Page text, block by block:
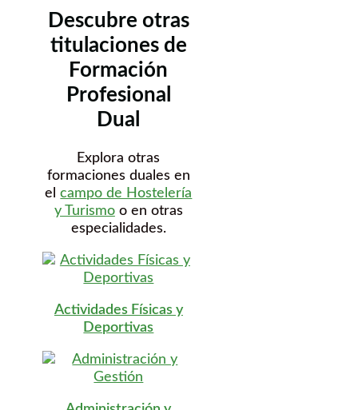
Descubre otras
titulaciones de
Formación
Profesional
Dual
Explora otras
formaciones duales en
elcampo de Hostelería
y Turismoo en otras
especialidades.
Actividades Físicas y
Deportivas